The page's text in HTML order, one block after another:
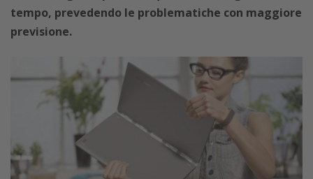
tempo, prevedendo le problematiche con maggiore
previsione.